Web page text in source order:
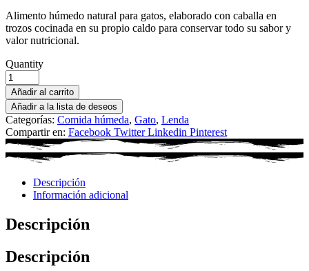
Alimento húmedo natural para gatos, elaborado con caballa en
trozos cocinada en su propio caldo para conservar todo su sabor y
valor nutricional.
Quantity
Añadir al carrito
Añadir a la lista de deseos
Categorías: Comida húmeda, Gato, Lenda
Compartir en: Facebook Twitter Linkedin Pinterest
Descripción
Información adicional
Descripción
Descripción